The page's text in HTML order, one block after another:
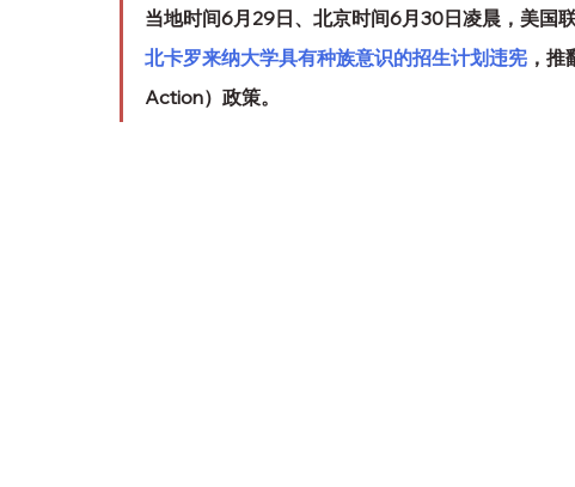
当地时间6月29日、北京时间6月30日凌晨，美国
北卡罗来纳大学具有种族意识的招生计划违宪 ，
Action）政策。